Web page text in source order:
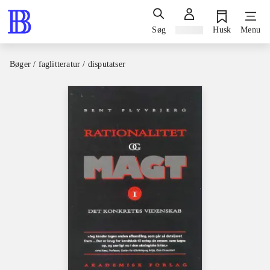
Søg Husk Menu
Bøger / faglitteratur / disputatser